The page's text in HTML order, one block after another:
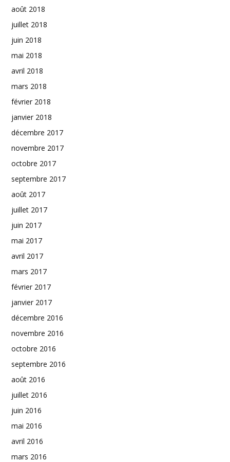
août 2018
juillet 2018
juin 2018
mai 2018
avril 2018
mars 2018
février 2018
janvier 2018
décembre 2017
novembre 2017
octobre 2017
septembre 2017
août 2017
juillet 2017
juin 2017
mai 2017
avril 2017
mars 2017
février 2017
janvier 2017
décembre 2016
novembre 2016
octobre 2016
septembre 2016
août 2016
juillet 2016
juin 2016
mai 2016
avril 2016
mars 2016